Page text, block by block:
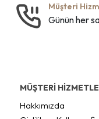
Müşteri
Günün her
MÜŞTERİ
Hakkımızda